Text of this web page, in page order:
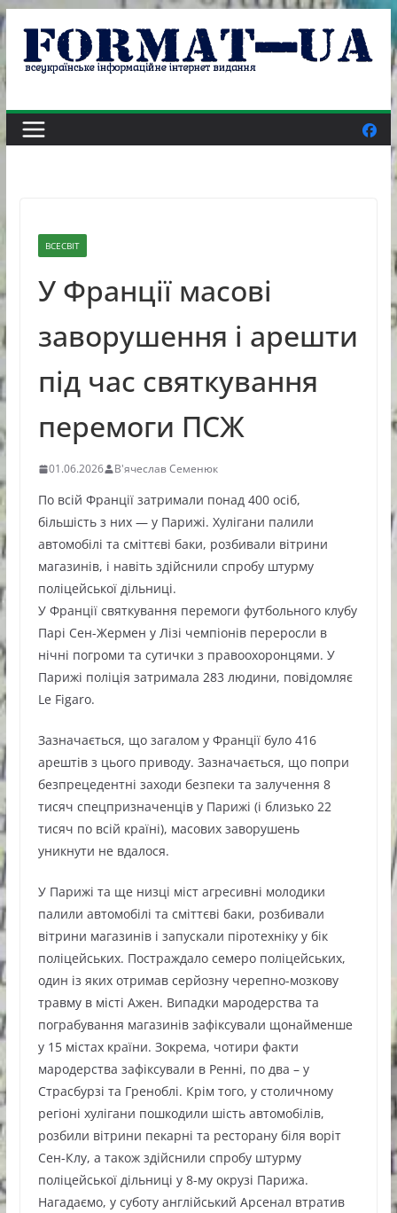
Skip
content
ВСЕСВІТ
У Франції масові
заворушення і арешти
під час святкування
перемоги ПСЖ
01.06.2026 В'ячеслав Семенюк
По всій Франції затримали понад 400 осіб,
більшість з них — у Парижі. Хулігани палили
автомобілі та сміттєві баки, розбивали вітрини
магазинів, і навіть здійснили спробу штурму
поліцейської дільниці.
У Франції святкування перемоги футбольного клубу
Парі Сен-Жермен у Лізі чемпіонів переросли в
нічні погроми та сутички з правоохоронцями. У
Парижі поліція затримала 283 людини, повідомляє
Le Figaro.
Зазначається, що загалом у Франції було 416
арештів з цього приводу. Зазначається, що попри
безпрецедентні заходи безпеки та залучення 8
тисяч спецпризначенців у Парижі (і близько 22
тисяч по всій країні), масових заворушень
уникнути не вдалося.
У Парижі та ще низці міст агресивні молодики
палили автомобілі та сміттєві баки, розбивали
вітрини магазинів і запускали піротехніку у бік
поліцейських. Постраждало семеро поліцейських,
один із яких отримав серйозну черепно-мозкову
травму в місті Ажен. Випадки мародерства та
пограбування магазинів зафіксували щонайменше
у 15 містах країни. Зокрема, чотири факти
мародерства зафіксували в Ренні, по два – у
Страсбурзі та Греноблі. Крім того, у столичному
регіоні хулігани пошкодили шість автомобілів,
розбили вітрини пекарні та ресторану біля воріт
Сен-Клу, а також здійснили спробу штурму
поліцейської дільниці у 8-му окрузі Парижа.
Нагадаємо, у суботу англійський Арсенал втратив